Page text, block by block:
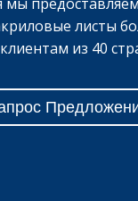
листы
клиентам из 40